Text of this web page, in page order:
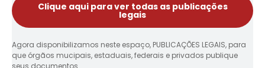
Clique aqui para ver todas as publicações
legais
Agora disponibilizamos neste espaço, PUBLICAÇÕES LEGAIS, para
que órgãos mucipais, estaduais, federais e privados publique